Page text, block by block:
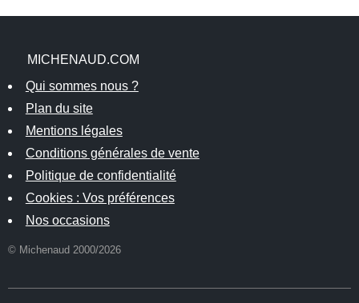
MICHENAUD.COM
Qui sommes nous ?
Plan du site
Mentions légales
Conditions générales de vente
Politique de confidentialité
Cookies : Vos préférences
Nos occasions
© Michenaud 2000/2026